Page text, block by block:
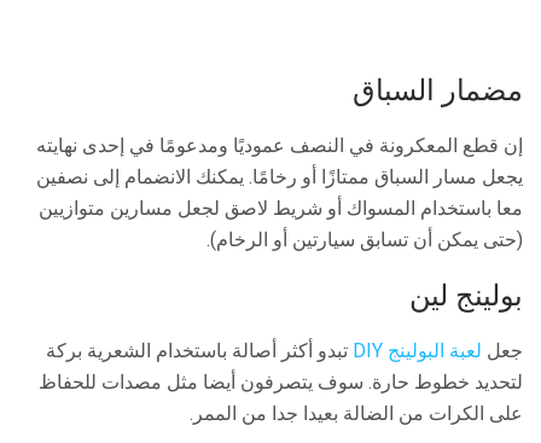
مضمار السباق
إن قطع المعكرونة في النصف عموديًا ومدعومًا في إحدى نهايته
يجعل مسار السباق ممتازًا أو رخامًا. يمكنك الانضمام إلى نصفين
معا باستخدام المسواك أو شريط لاصق لجعل مسارين متوازيين
(حتى يمكن أن تسابق سيارتين أو الرخام).
بولينج لين
جعل لعبة البولينج DIY
تبدو أكثر أصالة باستخدام الشعرية بركة
لتحديد خطوط حارة. سوف يتصرفون أيضا مثل مصدات للحفاظ
على الكرات من الضالة بعيدا جدا من الممر.